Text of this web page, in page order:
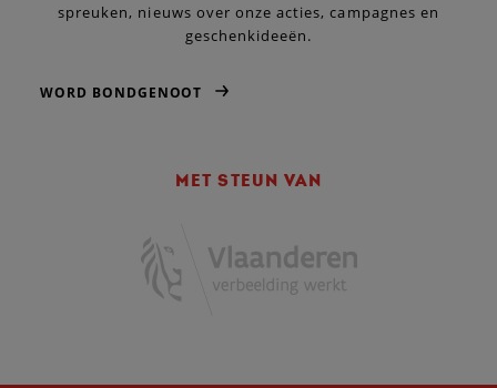
spreuken, nieuws over onze acties, campagnes en
geschenkideeën.
WORD BONDGENOOT
MET STEUN VAN